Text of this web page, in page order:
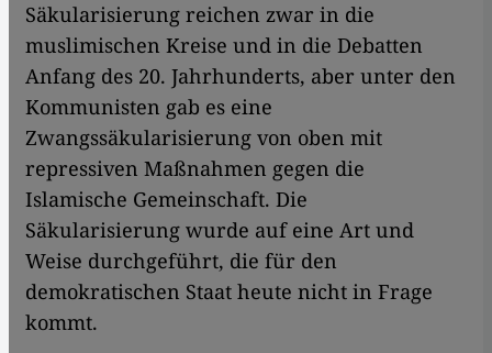
Säkularisierung reichen zwar in die
muslimischen Kreise und in die Debatten
Anfang des 20. Jahrhunderts, aber unter den
Kommunisten gab es eine
Zwangssäkularisierung von oben mit
repressiven Maßnahmen gegen die
Islamische Gemeinschaft. Die
Säkularisierung wurde auf eine Art und
Weise durchgeführt, die für den
demokratischen Staat heute nicht in Frage
kommt.